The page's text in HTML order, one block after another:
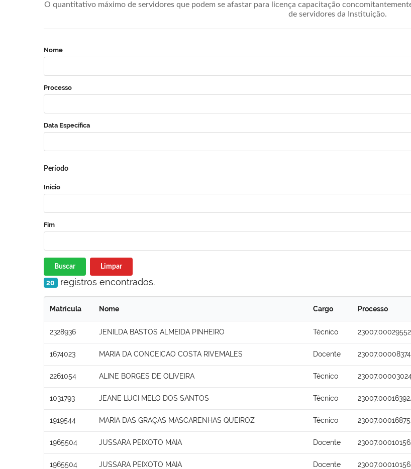
O quantitativo máximo de servidores que podem se afastar para licença capacitação
de servidores da Instituição.
Nome
Processo
Data Específica
Período
Início
Fim
Buscar Limpar
20 registros encontrados.
Matrícula Nome Cargo Processo
2328936 JENILDA BASTOS ALMEIDA PINHEIRO Técnico
1674023 MARIA DA CONCEICAO COSTA RIVEMALES Docente
2261054 ALINE BORGES DE OLIVEIRA Técnico
1031793 JEANE LUCI MELO DOS SANTOS Técnico
1919544 MARIA DAS GRAÇAS MASCARENHAS QUEIROZ Técnico
1965504 JUSSARA PEIXOTO MAIA Docente
1965504 JUSSARA PEIXOTO MAIA Docente